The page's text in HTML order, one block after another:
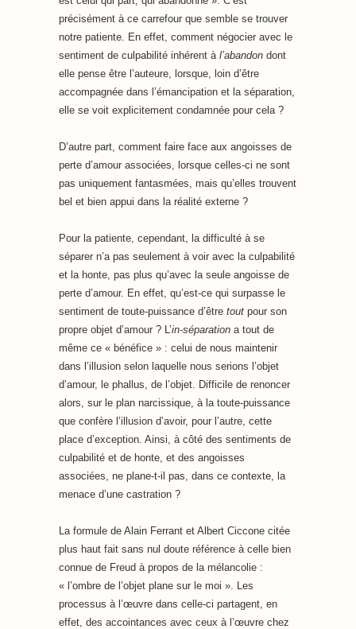
précisément à ce carrefour que semble se trouver
notre patiente. En effet, comment négocier avec le
sentiment de culpabilité inhérent à l’abandon dont
elle pense être l’auteure, lorsque, loin d’être
accompagnée dans l’émancipation et la séparation,
elle se voit explicitement condamnée pour cela ?
D’autre part, comment faire face aux angoisses de
perte d’amour associées, lorsque celles-ci ne sont
pas uniquement fantasmées, mais qu’elles trouvent
bel et bien appui dans la réalité externe ?
Pour la patiente, cependant, la difficulté à se
séparer n’a pas seulement à voir avec la culpabilité
et la honte, pas plus qu’avec la seule angoisse de
perte d’amour. En effet, qu’est-ce qui surpasse le
sentiment de toute-puissance d’être tout pour son
propre objet d’amour ? L’in-séparation a tout de
même ce « bénéfice » : celui de nous maintenir
dans l’illusion selon laquelle nous serions l’objet
d’amour, le phallus, de l’objet. Difficile de renoncer
alors, sur le plan narcissique, à la toute-puissance
que confère l’illusion d’avoir, pour l’autre, cette
place d’exception. Ainsi, à côté des sentiments de
culpabilité et de honte, et des angoisses
associées, ne plane-t-il pas, dans ce contexte, la
menace d’une castration ?
La formule de Alain Ferrant et Albert Ciccone citée
plus haut fait sans nul doute référence à celle bien
connue de Freud à propos de la mélancolie :
« l’ombre de l’objet plane sur le moi ». Les
processus à l’œuvre dans celle-ci partagent, en
effet, des accointances avec ceux à l’œuvre chez